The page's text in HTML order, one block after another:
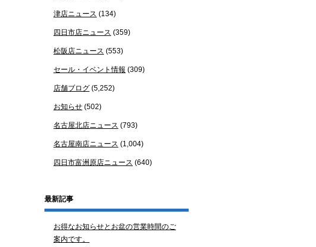
津店ニュース (134)
四日市店ニュース (359)
松阪店ニュース (553)
セール・イベント情報 (309)
店舗ブログ (5,252)
お知らせ (502)
名古屋北店ニュース (793)
名古屋南店ニュース (1,004)
四日市富洲原店ニュース (640)
最新記事
お得なお知らせとお盆の営業時間のご
案内です。